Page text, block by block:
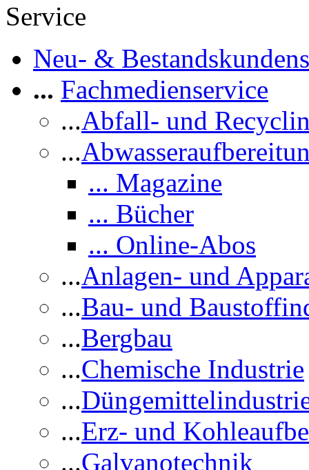
Service
Neu- &
... Fachmedienservice
...Abfall- und
...
... Magazine
... Bücher
... Online-Abos
...Anlagen- und
...Bau- und
...Bergbau
...Chemische Industrie
...
...Erz- und
...Galvanotechnik